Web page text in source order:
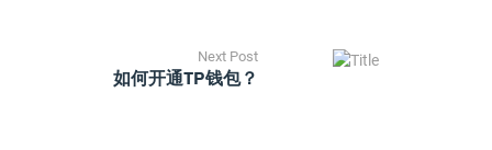
Next Post
如何开通TP钱包？